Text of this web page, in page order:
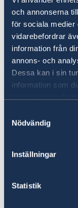
och annonserna
för sociala medier
vidarebefordrar
information från
annons- och
Dessa kan i sin
information som
Nödvändig
Inställningar
Statistik
Melden
Nederland
Ministerie van
Een klacht
Ministerie van
Engels)